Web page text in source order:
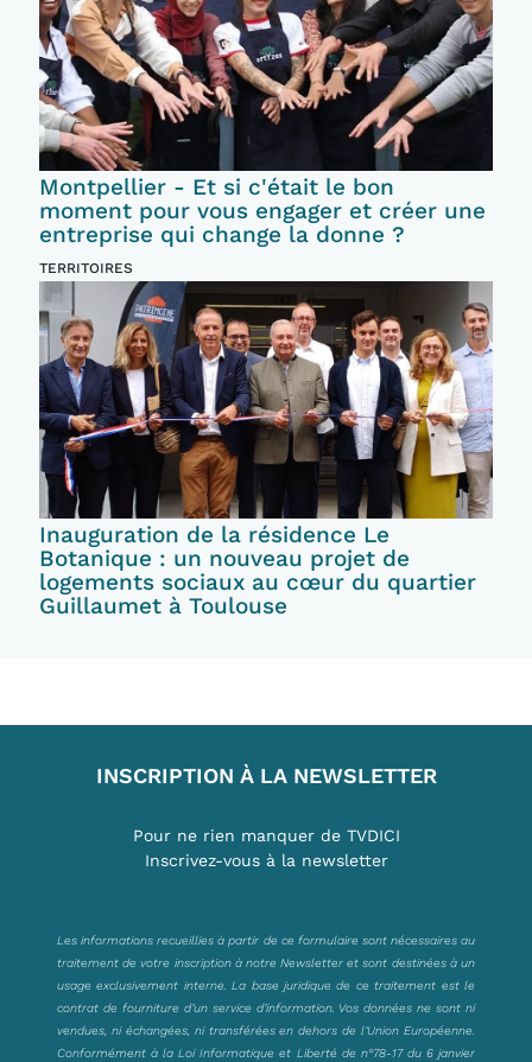
Montpellier - Et si c'était le bon
moment pour vous engager et créer une
entreprise qui change la donne ?
TERRITOIRES
Inauguration de la résidence Le
Botanique : un nouveau projet de
logements sociaux au cœur du quartier
Guillaumet à Toulouse
INSCRIPTION À LA NEWSLETTER
Pour ne rien manquer de TVDICI
Inscrivez-vous à la newsletter
Les informations recueillies à partir de ce formulaire sont nécessaires au
traitement de votre inscription à notre Newsletter et sont destinées à un
usage exclusivement interne. La base juridique de ce traitement est le
contrat de fourniture d’un service d’information. Vos données ne sont ni
vendues, ni échangées, ni transférées en dehors de l’Union Européenne.
Conformément à la Loi Informatique et Liberté de n°78-17 du 6 janvier